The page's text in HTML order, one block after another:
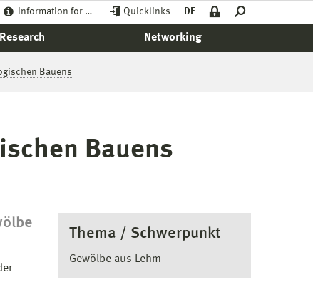
Information for … Quicklinks DE
Research Networking
Bauens
Bauens
Thema / Schwerpunkt
Gewölbe aus Lehm